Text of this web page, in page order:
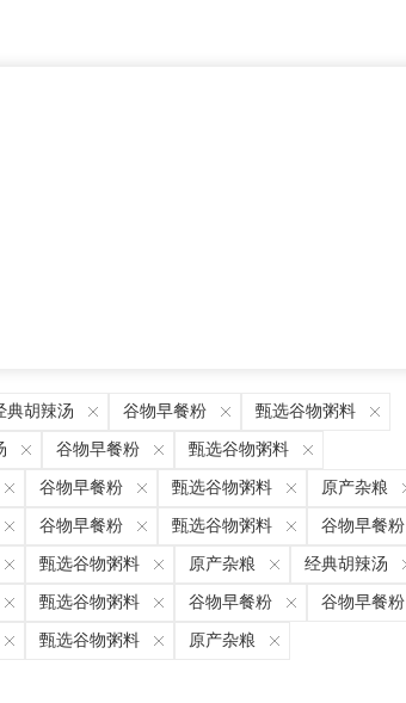
典胡辣汤 谷物早餐粉 甄选谷物粥料
谷物早餐粉 甄选谷物粥料
谷物早餐粉 甄选谷物粥料 原产杂粮
谷物早餐粉 甄选谷物粥料 谷物早餐粉
甄选谷物粥料 原产杂粮 经典胡辣汤
甄选谷物粥料 谷物早餐粉 谷物早餐粉
甄选谷物粥料 原产杂粮